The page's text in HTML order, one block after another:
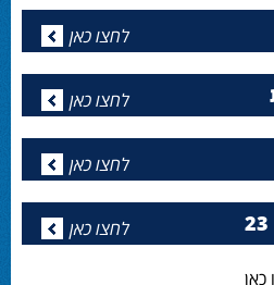
לחצו כאן
לחצו כאן
לחצו כאן
לחצו כאן